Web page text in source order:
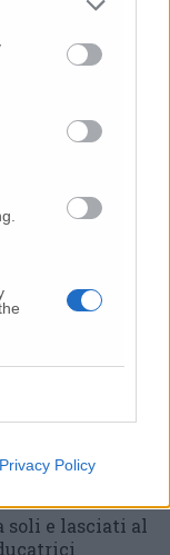
Privacy Policy
soli e lasciati al